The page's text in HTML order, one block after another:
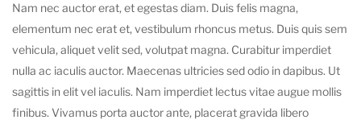
Nam nec auctor erat, et egestas diam. Duis felis magna,
elementum nec erat et, vestibulum rhoncus metus. Duis quis sem
vehicula, aliquet velit sed, volutpat magna. Curabitur imperdiet
nulla ac iaculis auctor. Maecenas ultricies sed odio in dapibus. Ut
sagittis in elit vel iaculis. Nam imperdiet lectus vitae augue mollis
finibus. Vivamus porta auctor ante, placerat gravida libero